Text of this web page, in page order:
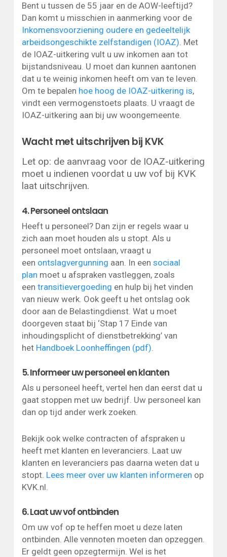
Bent u tussen de 55 jaar en de AOW-leeftijd?
Dan komt u misschien in aanmerking voor de
Inkomensvoorziening oudere en gedeeltelijk
arbeidsongeschikte zelfstandigen (IOAZ). Met
de IOAZ-uitkering vult u uw inkomen aan tot
bijstandsniveau. U moet dan kunnen aantonen
dat u te weinig inkomen heeft om van te leven.
Om te bepalen hoe hoog de IOAZ-uitkering is,
vindt een vermogenstoets plaats. U vraagt de
IOAZ-uitkering aan bij uw woongemeente.
Wacht met uitschrijven bij KVK
Let op: de aanvraag voor de IOAZ-uitkering
moet u indienen voordat u uw vof bij KVK
laat uitschrijven.
4. Personeel ontslaan
Heeft u personeel? Dan zijn er regels waar u
zich aan moet houden als u stopt. Als u
personeel moet ontslaan, vraagt u
een ontslagvergunning aan. In een sociaal
plan moet u afspraken vastleggen, zoals
een transitievergoeding en hulp bij het vinden
van nieuw werk. Ook geeft u het ontslag ook
door aan de Belastingdienst. Wat u moet
doorgeven staat bij ‘Stap 17 Einde van
inhoudingsplicht of dienstbetrekking’ van
het Handboek Loonheffingen (pdf).
5. Informeer uw personeel en klanten
Als u personeel heeft, vertel hen dan eerst dat u
gaat stoppen met uw bedrijf. Uw personeel kan
dan op tijd ander werk zoeken.
Bekijk ook welke contracten of afspraken u
heeft met klanten en leveranciers. Laat uw
klanten en leveranciers pas daarna weten dat u
stopt. Lees meer over uw klanten informeren op
KVK.nl.
6. Laat uw vof ontbinden
Om uw vof op te heffen moet u deze laten
ontbinden. Alle vennoten moeten dan opzeggen.
Er geldt geen opzegtermijn. Wel is het